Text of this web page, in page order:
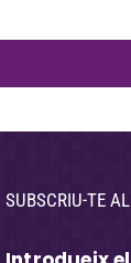
SUBSCRIU-TE